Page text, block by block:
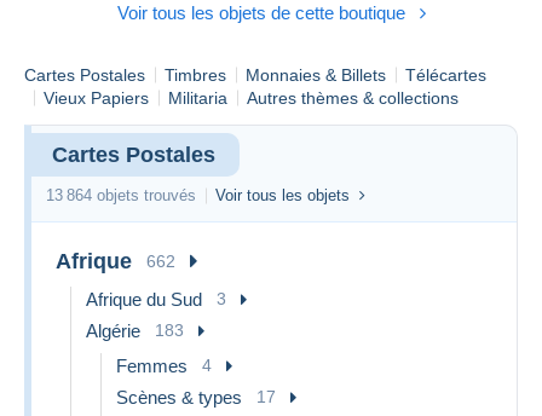
Voir tous les objets de cette boutique
Cartes Postales Timbres Monnaies & Billets
Télécartes
Vieux Papiers
Militaria Autres thèmes & collections
Cartes Postales
13 864 objets trouvés Voir tous les objets
Afrique 662
Afrique du Sud 3
Algérie 183
Femmes 4
Scènes & types 17